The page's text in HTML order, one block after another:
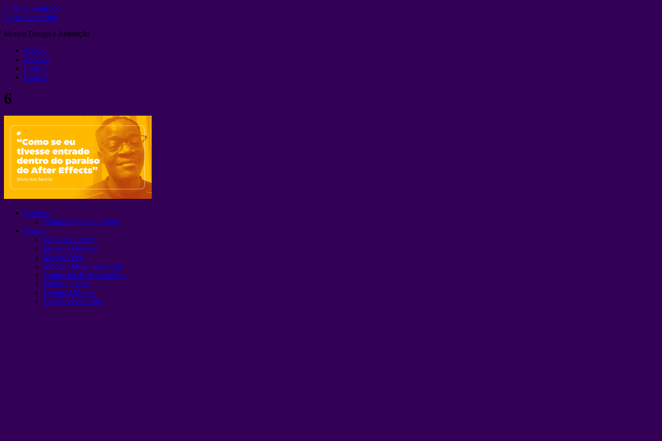
Ir para o conteúdo
Layer Lemonade
Motion Design e Animação
Cursos
Youtube
Collabs
Contato
6
Combos
Ultimate Motion Combo
Cursos
IA Video Expert
Motion+Machine
Motion Boss
Motion Design Essencial
Animação de Personagens
Frame a Frame
Design 4 Motion
Liquid Motion Pro